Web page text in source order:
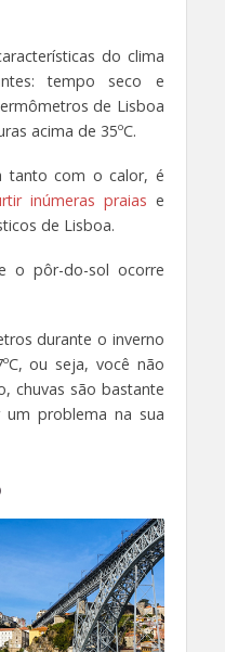
do clima
tempo seco e
de Lisboa
acima de 35ºC.
tanto com o calor, é
inúmeras praias e
de Lisboa.
o pôr-do-sol ocorre
durante o inverno
ou seja, você não
chuvas são bastante
problema na sua